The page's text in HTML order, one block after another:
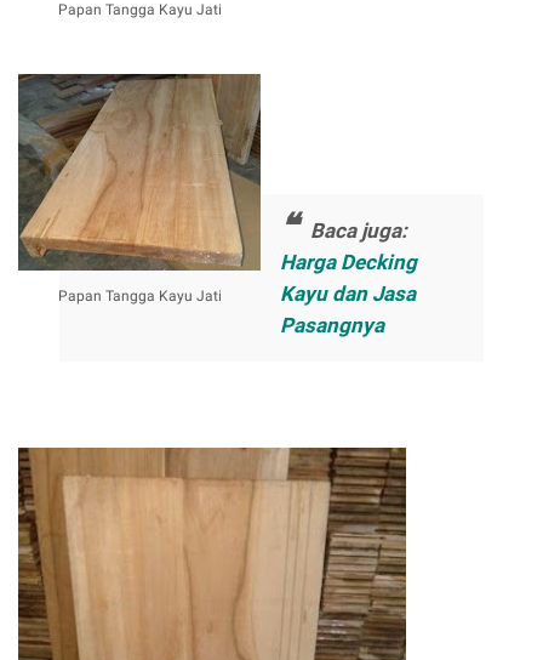
Papan Tangga Kayu Jati
Papan Tangga Kayu Jati
Baca juga:
Harga Decking
Kayu dan Jasa
Pasangnya